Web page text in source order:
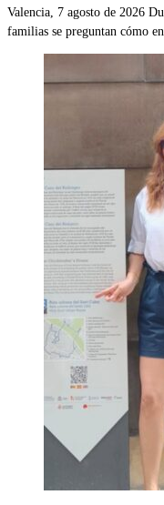
Valencia, 7 agosto de 2026
familias se preguntan cómo